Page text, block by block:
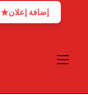
إضافة إعلان★